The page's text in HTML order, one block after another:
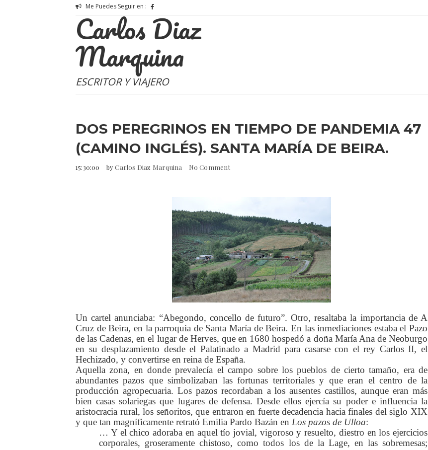
Me Puedes Seguir en :
Carlos Diaz
Marquina
ESCRITOR Y VIAJERO
DOS PEREGRINOS EN TIEMPO DE PANDEMIA 47
(CAMINO INGLÉS). SANTA MARÍA DE BEIRA.
15:30:00 byCarlos Diaz Marquina No Comment
Un cartel anunciaba: “Abegondo, concello de futuro”. Otro, resaltaba la importancia de A
Cruz de Beira, en la parroquia de Santa María de Beira. En las inmediaciones estaba el Pazo
de las Cadenas, en el lugar de Herves, que en 1680 hospedó a doña María Ana de Neoburgo
en su desplazamiento desde el Palatinado a Madrid para casarse con el rey Carlos II, el
Hechizado, y convertirse en reina de España.
Aquella zona, en donde prevalecía el campo sobre los pueblos de cierto tamaño, era de
abundantes pazos que simbolizaban las fortunas territoriales y que eran el centro de la
producción agropecuaria. Los pazos recordaban a los ausentes castillos, aunque eran más
bien casas solariegas que lugares de defensa. Desde ellos ejercía su poder e influencia la
aristocracia rural, los señoritos, que entraron en fuerte decadencia hacia finales del siglo XIX
y que tan magníficamente retrató Emilia Pardo Bazán en Los pazos de Ulloa:
… Y el chico adoraba en aquel tío jovial, vigoroso y resuelto, diestro en los ejercicios
corporales, groseramente chistoso, como todos los de la Lage, en las sobremesas;